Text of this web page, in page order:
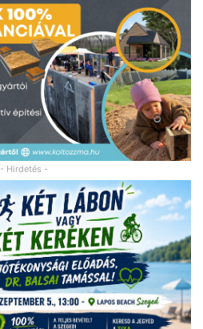
- Hirdetés -